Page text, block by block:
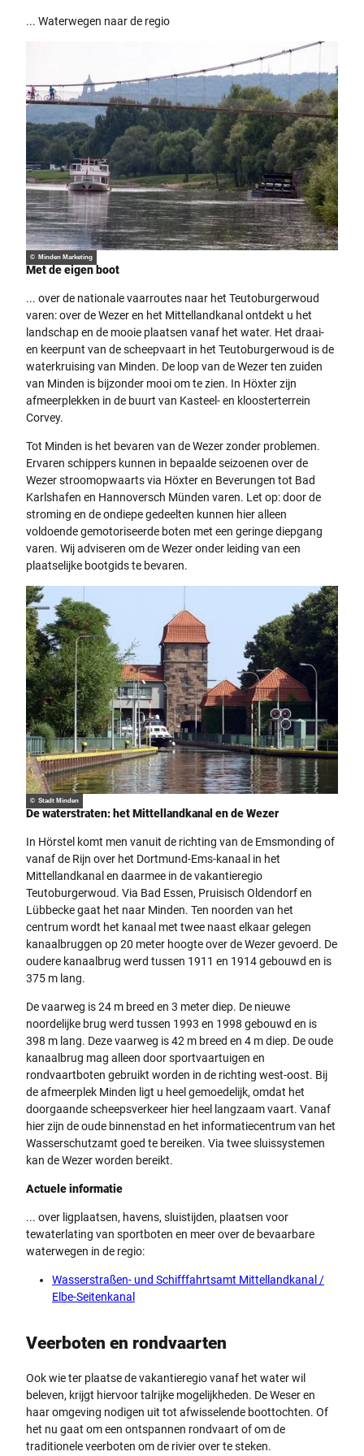
... Waterwegen naar de regio
© Minden Marketing
Met de eigen boot
... over de nationale vaarroutes naar het Teutoburgerwoud
varen: over de Wezer en het Mittellandkanal ontdekt u het
landschap en de mooie plaatsen vanaf het water. Het draai-
en keerpunt van de scheepvaart in het Teutoburgerwoud is de
waterkruising van Minden. De loop van de Wezer ten zuiden
van Minden is bijzonder mooi om te zien. In Höxter zijn
afmeerplekken in de buurt van Kasteel- en kloosterterrein
Corvey.
Tot Minden is het bevaren van de Wezer zonder problemen.
Ervaren schippers kunnen in bepaalde seizoenen over de
Wezer stroomopwaarts via Höxter en Beverungen tot Bad
Karlshafen en Hannoversch Münden varen. Let op: door de
stroming en de ondiepe gedeelten kunnen hier alleen
voldoende gemotoriseerde boten met een geringe diepgang
varen. Wij adviseren om de Wezer onder leiding van een
plaatselijke bootgids te bevaren.
© Stadt Minden
De waterstraten: het Mittellandkanal en de Wezer
In Hörstel komt men vanuit de richting van de Emsmonding of
vanaf de Rijn over het Dortmund-Ems-kanaal in het
Mittellandkanal en daarmee in de vakantieregio
Teutoburgerwoud. Via Bad Essen, Pruisisch Oldendorf en
Lübbecke gaat het naar Minden. Ten noorden van het
centrum wordt het kanaal met twee naast elkaar gelegen
kanaalbruggen op 20 meter hoogte over de Wezer gevoerd. De
oudere kanaalbrug werd tussen 1911 en 1914 gebouwd en is
375 m lang.
De vaarweg is 24 m breed en 3 meter diep. De nieuwe
noordelijke brug werd tussen 1993 en 1998 gebouwd en is
398 m lang. Deze vaarweg is 42 m breed en 4 m diep. De oude
kanaalbrug mag alleen door sportvaartuigen en
rondvaartboten gebruikt worden in de richting west-oost. Bij
de afmeerplek Minden ligt u heel gemoedelijk, omdat het
doorgaande scheepsverkeer hier heel langzaam vaart. Vanaf
hier zijn de oude binnenstad en het informatiecentrum van het
Wasserschutzamt goed te bereiken. Via twee sluissystemen
kan de Wezer worden bereikt.
Actuele informatie
... over ligplaatsen, havens, sluistijden, plaatsen voor
tewaterlating van sportboten en meer over de bevaarbare
waterwegen in de regio:
Wasserstraßen- und Schifffahrtsamt Mittellandkanal /
Elbe-Seitenkanal
Veerboten en rondvaarten
Ook wie ter plaatse de vakantieregio vanaf het water wil
beleven, krijgt hiervoor talrijke mogelijkheden. De Weser en
haar omgeving nodigen uit tot afwisselende boottochten. Of
het nu gaat om een ontspannen rondvaart of om de
traditionele veerboten om de rivier over te steken.